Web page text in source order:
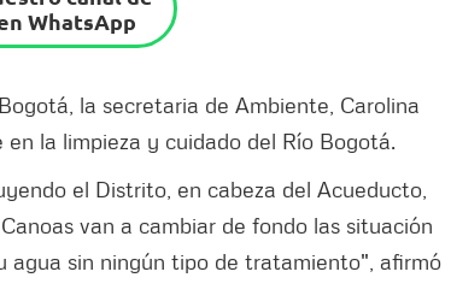
WhatsApp
la secretaria de Ambiente, Carolina
en la limpieza y cuidado del Río Bogotá.
el Distrito, en cabeza del Acueducto,
van a cambiar de fondo las situación
agua sin ningún tipo de tratamiento", afirmó